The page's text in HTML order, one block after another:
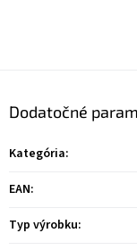
Dodatočné
Kategória:
EAN:
Typ výrobku: